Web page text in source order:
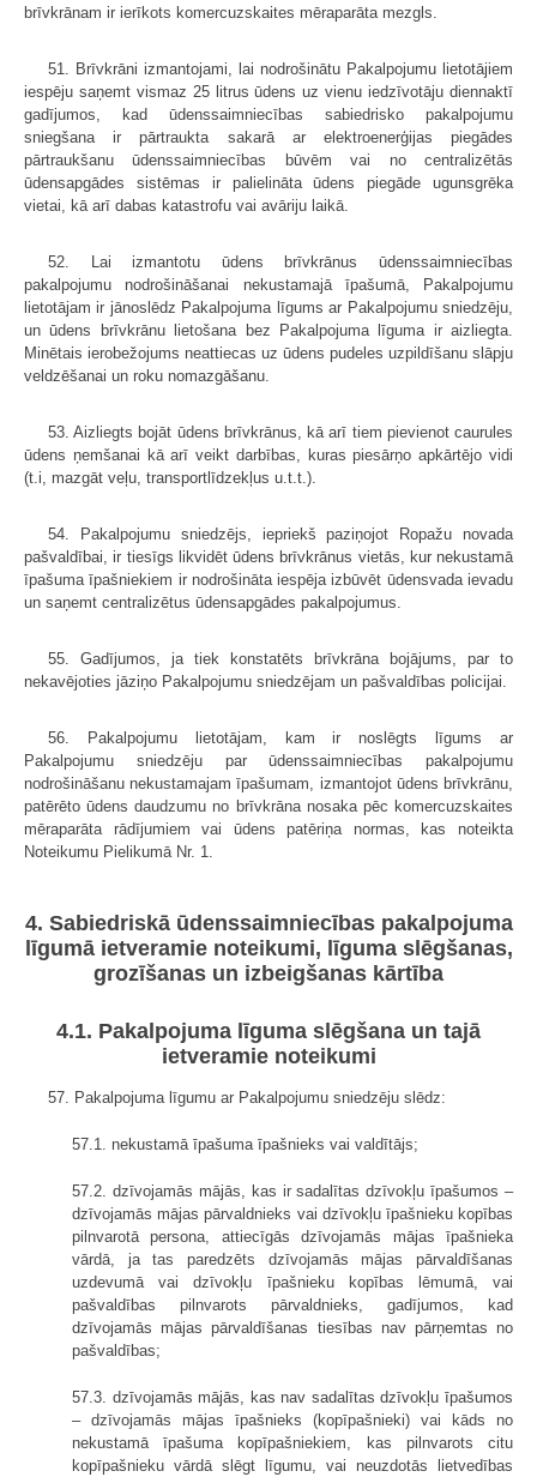
brīvkrānam ir ierīkots komercuzskaites mēraparāta mezgls.
51. Brīvkrāni izmantojami, lai nodrošinātu Pakalpojumu lietotājiem
iespēju saņemt vismaz 25 litrus ūdens uz vienu iedzīvotāju diennaktī
gadījumos, kad ūdenssaimniecības sabiedrisko pakalpojumu
sniegšana ir pārtraukta sakarā ar elektroenerģijas piegādes
pārtraukšanu ūdenssaimniecības būvēm vai no centralizētās
ūdensapgādes sistēmas ir palielināta ūdens piegāde ugunsgrēka
vietai, kā arī dabas katastrofu vai avāriju laikā.
52. Lai izmantotu ūdens brīvkrānus ūdenssaimniecības
pakalpojumu nodrošināšanai nekustamajā īpašumā, Pakalpojumu
lietotājam ir jānoslēdz Pakalpojuma līgums ar Pakalpojumu sniedzēju,
un ūdens brīvkrānu lietošana bez Pakalpojuma līguma ir aizliegta.
Minētais ierobežojums neattiecas uz ūdens pudeles uzpildīšanu slāpju
veldzēšanai un roku nomazgāšanu.
53. Aizliegts bojāt ūdens brīvkrānus, kā arī tiem pievienot caurules
ūdens ņemšanai kā arī veikt darbības, kuras piesārņo apkārtējo vidi
(t.i, mazgāt veļu, transportlīdzekļus u.t.t.).
54. Pakalpojumu sniedzējs, iepriekš paziņojot Ropažu novada
pašvaldībai, ir tiesīgs likvidēt ūdens brīvkrānus vietās, kur nekustamā
īpašuma īpašniekiem ir nodrošināta iespēja izbūvēt ūdensvada ievadu
un saņemt centralizētus ūdensapgādes pakalpojumus.
55. Gadījumos, ja tiek konstatēts brīvkrāna bojājums, par to
nekavējoties jāziņo Pakalpojumu sniedzējam un pašvaldības policijai.
56. Pakalpojumu lietotājam, kam ir noslēgts līgums ar
Pakalpojumu sniedzēju par ūdenssaimniecības pakalpojumu
nodrošināšanu nekustamajam īpašumam, izmantojot ūdens brīvkrānu,
patērēto ūdens daudzumu no brīvkrāna nosaka pēc komercuzskaites
mēraparāta rādījumiem vai ūdens patēriņa normas, kas noteikta
Noteikumu Pielikumā Nr. 1.
4. Sabiedriskā ūdenssaimniecības pakalpojuma
līgumā ietveramie noteikumi, līguma slēgšanas,
grozīšanas un izbeigšanas kārtība
4.1. Pakalpojuma līguma slēgšana un tajā
ietveramie noteikumi
57. Pakalpojuma līgumu ar Pakalpojumu sniedzēju slēdz:
57.1. nekustamā īpašuma īpašnieks vai valdītājs;
57.2. dzīvojamās mājās, kas ir sadalītas dzīvokļu īpašumos –
dzīvojamās mājas pārvaldnieks vai dzīvokļu īpašnieku kopības
pilnvarotā persona, attiecīgās dzīvojamās mājas īpašnieka
vārdā, ja tas paredzēts dzīvojamās mājas pārvaldīšanas
uzdevumā vai dzīvokļu īpašnieku kopības lēmumā, vai
pašvaldības pilnvarots pārvaldnieks, gadījumos, kad
dzīvojamās mājas pārvaldīšanas tiesības nav pārņemtas no
pašvaldības;
57.3. dzīvojamās mājās, kas nav sadalītas dzīvokļu īpašumos
– dzīvojamās mājas īpašnieks (kopīpašnieki) vai kāds no
nekustamā īpašuma kopīpašniekiem, kas pilnvarots citu
kopīpašnieku vārdā slēgt līgumu, vai neuzdotās lietvedības